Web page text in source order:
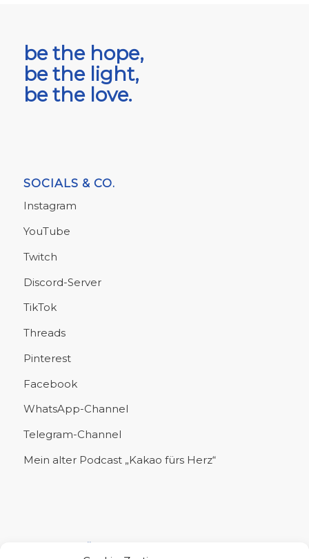
be the hope,
be the light,
be the love.
SOCIALS & CO.
Instagram
YouTube
Twitch
Discord-Server
TikTok
Threads
Pinterest
Facebook
WhatsApp-Channel
Telegram-Channel
Mein alter Podcast „Kakao fürs Herz“